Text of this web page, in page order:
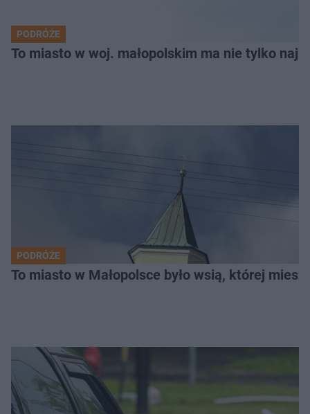
PODRÓŻE
To miasto w woj. małopolskim ma nie tylko
PODRÓŻE
To miasto w Małopolsce było wsią, której